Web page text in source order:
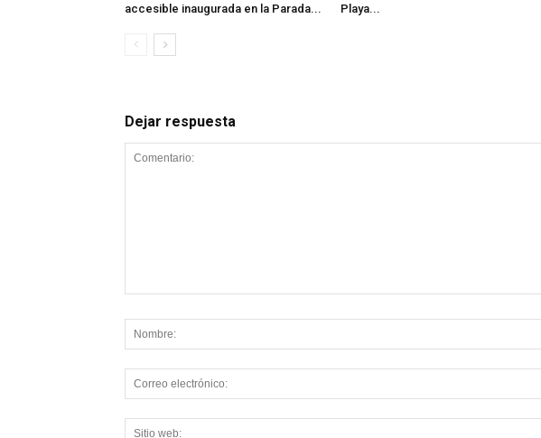
accesible inaugurada en la Parada...
Playa...
Dejar respuesta